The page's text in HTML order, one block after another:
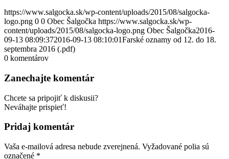
https://www.salgocka.sk/wp-content/uploads/2015/08/salgocka-
logo.png 0 0 Obec Šalgočka https://www.salgocka.sk/wp-
content/uploads/2015/08/salgocka-logo.png Obec Šalgočka2016-
09-13 08:09:372016-09-13 08:10:01Farské oznamy od 12. do 18.
septembra 2016 (.pdf)
0 komentárov
Zanechajte komentár
Chcete sa pripojiť k diskusii?
Neváhajte prispieť!
Pridaj komentár
Vaša e-mailová adresa nebude zverejnená. Vyžadované polia sú
označené *